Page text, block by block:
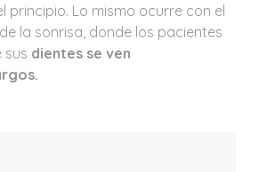
principio. Lo mismo ocurre con el
la sonrisa, donde los pacientes
sus dientes se ven